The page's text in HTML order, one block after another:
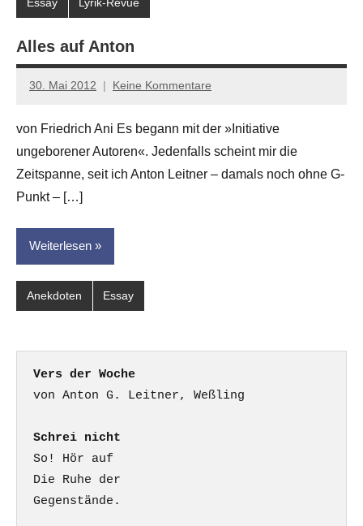
Essay Lyrik-Revue
Alles auf Anton
30. Mai 2012
Anton
Leitner
Keine Kommentare
von Friedrich Ani Es begann mit der »Initiative
ungeborener Autoren«. Jedenfalls scheint mir die
Zeitspanne, seit ich Anton Leitner – damals noch ohne G-
Punkt – […]
Weiterlesen
Anekdoten Essay
Vers der Woche
Schrei nicht
So! Hör auf
Die Ruhe der
Gegenstände.